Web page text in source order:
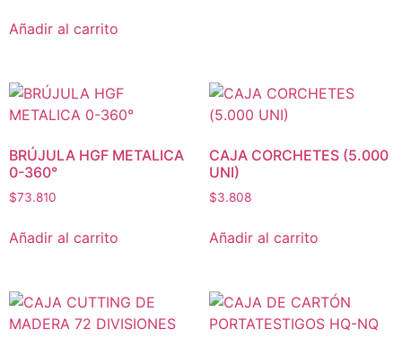
Añadir al carrito
BRÚJULA HGF METALICA
0-360°
$73.810
Añadir al carrito
CAJA CORCHETES (5.000
UNI)
$3.808
Añadir al carrito